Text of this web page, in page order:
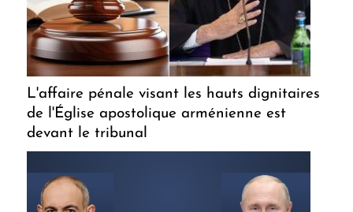
L'affaire pénale visant les hauts dignitaires
de l'Église apostolique arménienne est
devant le tribunal